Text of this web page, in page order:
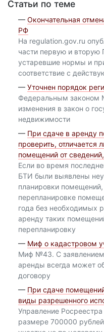
Статьи по теме
— Окончательная
РФ
На regulation.gov.ru
части первую и вторую
устаревшие нормы и
соответствие с
— Уточнен порядок
Федеральным законом
изменения в закон о
недвижимости
— При сдаче в аренду
проверить, отличается
помещений от
Если во время
БТИ были выявлены
планировки
перепланировке
года без необходимых
аренду таких
перепланировку
— Миф о кадастровом
Миф №43. С заявлением
аренды всегда может
договору
— При сдаче
виды разрешенного
Управление
размере 700000